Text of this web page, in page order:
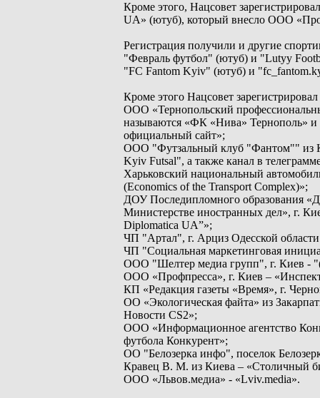
Кроме этого, Нацсовет
UA» (ютуб), который внесло ООО
Регистрация получили и другие
"Февраль футбол" (ютуб) и "Lutyy
"FC Fantom Kyiv" (ютуб) и
Кроме этого Нацсовет
ООО «Тернопольский
называются «ФК «Нива» Тернополь»
официальный сайт»;
ООО "Футзальный клуб "Фантом"" из
Kyiv Futsal", а также канал в
Харьковский национальный
(Eсonomics of the Transport Complex)»;
ДОУ Последипломного образования
Министерстве иностранных дел», г.
Diplomatica UA”»;
ЧП "Артал", г. Арциз Одесской
ЧП "Социальная маркетинговая
ООО "Шелтер медиа групп", г. Киев -
ООО «Профпресса», г. Киев –
КП «Редакция газеты «Время», г.
ОО «Экологическая файта» из
Новости CS2»;
ООО «Информационное агентство
футбола Конкурент»;
ОО "Белозерка инфо", поселок
Кравец В. М. из Киева – «Столичный
ООО «Львов.медиа» - «Lviv.media».